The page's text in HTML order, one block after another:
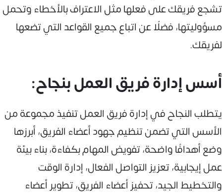
تشجع فريقك على فعلها مثل الاعتراف بالأخطاء وتحمل
مسؤوليتها، فضلًا عن اتباع جميع القواعد التي تضعها
لفريقك.
أسس إدارة فريق العمل بنجاح:
يتطلب النجاح في إدارة فريق العمل تنفيذ مجموعة من
الأسس التي تضمن تنظيم جهود أعضاء الفريق، أبرزها
وضع أهدافًا واضحة، تفويض المهام بكفاءة، بناء بيئة
عمل إيجابية، تعزيز التواصل الفعال، إدارة الوقت
والتخطيط الجيد، تحفيز أعضاء الفريق، تطوير أعضاء